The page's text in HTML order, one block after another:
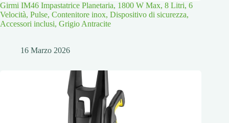
Girmi IM46 Impastatrice Planetaria, 1800 W Max, 8 Litri, 6
Velocità, Pulse, Contenitore inox, Dispositivo di sicurezza,
Accessori inclusi, Grigio Antracite
16 Marzo 2026